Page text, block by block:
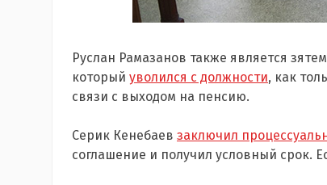
Руслан Рамазанов также является
который уволился с должности, как
связи с выходом на пенсию.
Серик Кенебаев заключил
соглашение и получил условный срок.